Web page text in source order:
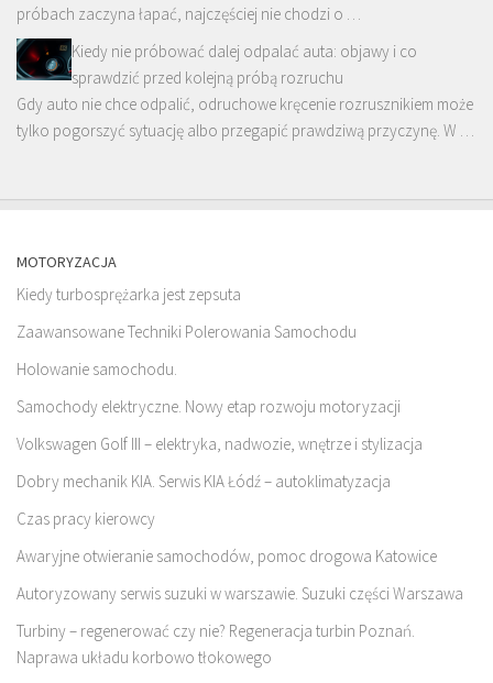
próbach zaczyna łapać, najczęściej nie chodzi o …
Kiedy nie próbować dalej odpalać auta: objawy i co
sprawdzić przed kolejną próbą rozruchu
Gdy auto nie chce odpalić, odruchowe kręcenie rozrusznikiem może
tylko pogorszyć sytuację albo przegapić prawdziwą przyczynę. W …
MOTORYZACJA
Kiedy turbosprężarka jest zepsuta
Zaawansowane Techniki Polerowania Samochodu
Holowanie samochodu.
Samochody elektryczne. Nowy etap rozwoju motoryzacji
Volkswagen Golf III – elektryka, nadwozie, wnętrze i stylizacja
Dobry mechanik KIA. Serwis KIA Łódź – autoklimatyzacja
Czas pracy kierowcy
Awaryjne otwieranie samochodów, pomoc drogowa Katowice
Autoryzowany serwis suzuki w warszawie. Suzuki części Warszawa
Turbiny – regenerować czy nie? Regeneracja turbin Poznań.
Naprawa układu korbowo tłokowego